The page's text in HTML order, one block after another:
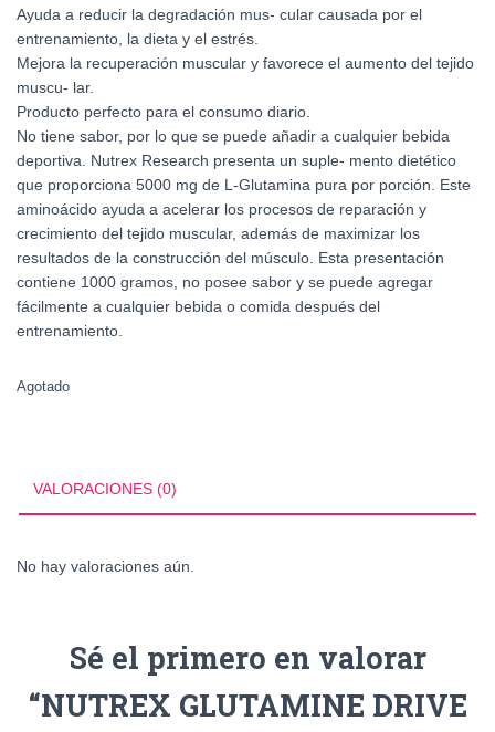
Ayuda a reducir la degradación mus- cular causada por el
entrenamiento, la dieta y el estrés.
Mejora la recuperación muscular y favorece el aumento del tejido
muscu- lar.
Producto perfecto para el consumo diario.
No tiene sabor, por lo que se puede añadir a cualquier bebida
deportiva. Nutrex Research presenta un suple- mento dietético
que proporciona 5000 mg de L-Glutamina pura por porción. Este
aminoácido ayuda a acelerar los procesos de reparación y
crecimiento del tejido muscular, además de maximizar los
resultados de la construcción del músculo. Esta presentación
contiene 1000 gramos, no posee sabor y se puede agregar
fácilmente a cualquier bebida o comida después del
entrenamiento.
Agotado
VALORACIONES (0)
No hay valoraciones aún.
Sé el primero en valorar
“NUTREX GLUTAMINE DRIVE